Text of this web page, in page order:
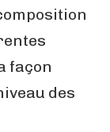
façon
des